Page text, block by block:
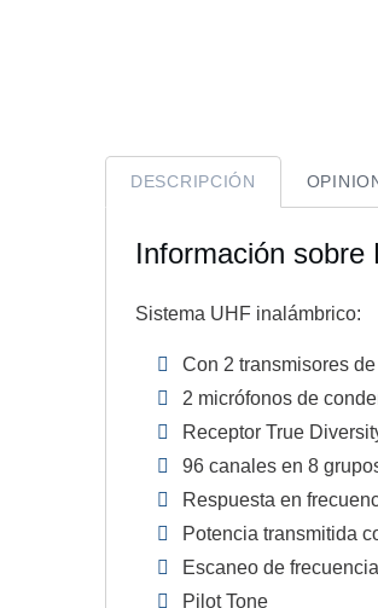
DESCRIPCIÓN
Información
Sistema UHF inalámbrico:
Con 2 transmisores
2 micrófonos de
Receptor True
96 canales en 8
Respuesta en
Potencia transmitida
Escaneo de
Pilot Tone